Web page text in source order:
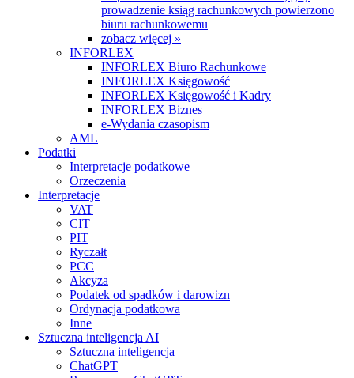
prowadzenie ksiąg rachunkowych powierzono
biuru rachunkowemu
zobacz więcej »
INFORLEX
INFORLEX Biuro Rachunkowe
INFORLEX Księgowość
INFORLEX Księgowość i Kadry
INFORLEX Biznes
e-Wydania czasopism
AML
Podatki
Interpretacje podatkowe
Orzeczenia
Interpretacje
VAT
CIT
PIT
Ryczałt
PCC
Akcyza
Podatek od spadków i darowizn
Ordynacja podatkowa
Inne
Sztuczna inteligencja AI
Sztuczna inteligencja
ChatGPT